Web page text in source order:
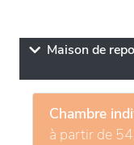
Maison de
Chambre
à partir de